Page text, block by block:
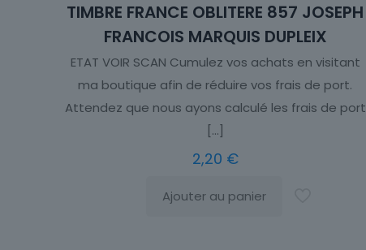
TIMBRE FRANCE OBLITERE 857 JOSEPH
FRANCOIS MARQUIS DUPLEIX
ETAT VOIR SCAN Cumulez vos achats en visitant
ma boutique afin de réduire vos frais de port.
Attendez que nous ayons calculé les frais de port
[…]
2,20 €
Ajouter au panier